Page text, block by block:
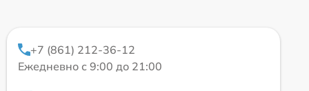
+7 (861) 212-36-12
Ежедневно с 9:00 до 21:00